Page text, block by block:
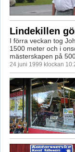
Lindekillen
I förra veckan tog
1500 meter och i
mästerskapen på
24 juni 1999 klockan